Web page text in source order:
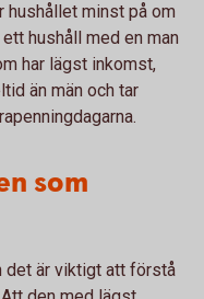
minst på om
hushåll med en man
har lägst inkomst,
än män och tar
som
det är viktigt att förstå